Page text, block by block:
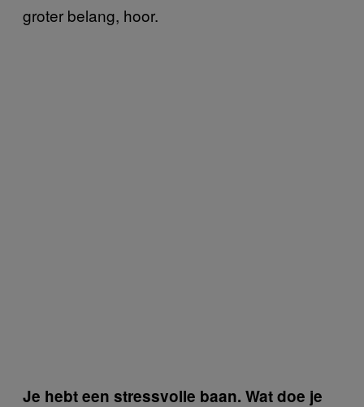
groter belang, hoor.
Je hebt een stressvolle baan. Wat doe je